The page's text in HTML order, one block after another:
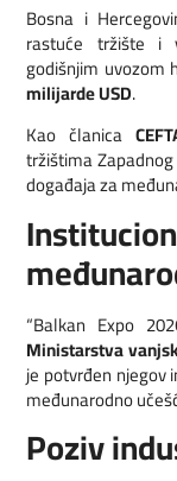
Bosna i
rastuće tržište i
godišnjim uvozom
milijarde USD.
Kao članica
tržištima
događaja za
“Balkan Expo
Ministarstva
je potvrđen njegov
međunarodno
Poziv